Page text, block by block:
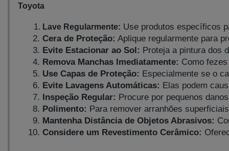
Toyota
Lave Regularmente: Use produtos específicos
Cera de Proteção: Aplique regularmente para
Evite Estacionar ao Sol: Proteja a pintura dos
Remova Manchas Imediatamente: Como
Use Capas de Proteção: Especialmente se o
Evite Lavagens Automáticas: Elas podem
Inspeção Regular: Procure por pequenos
Polimento: Para remover arranhões
Mantenha Distância de Objetos Abrasivos:
Considere um Revestimento Cerâmico: